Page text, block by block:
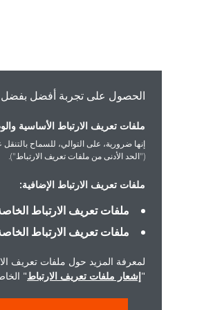
الحصول على تجربة أفضل بفضلملفات
ملفات تعريف الارتباط الأساسية والوظيفية:
إنها ضرورية، على التوالي، للسماح بالتنقل عبر موقعنا
("الحد الأدنى من ملفات تعريف الارتباط").
ملفات تعريف الارتباط الإضافية:
ملفات تعريف الارتباط الخاصة بالأداء:
ملفات تعريف الارتباط الخاصة بالإعلان
لمعرفة المزيد حول ملفات تعريف الارتباط لدينا،
إشعار ملفات تعريف الارتباط" الخاص بنا.